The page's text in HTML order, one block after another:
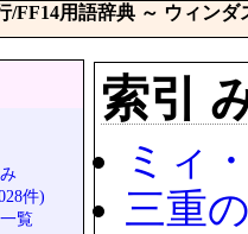
/FF14用語辞典 ～ ウィンダ
件)
覧
索引
ミィ
三重